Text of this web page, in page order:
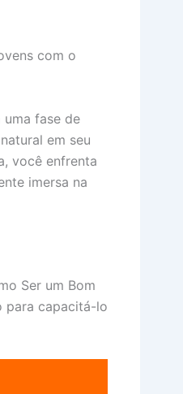
com o
uma fase de
em seu
você enfrenta
imersa na
Ser um Bom
para capacitá-lo